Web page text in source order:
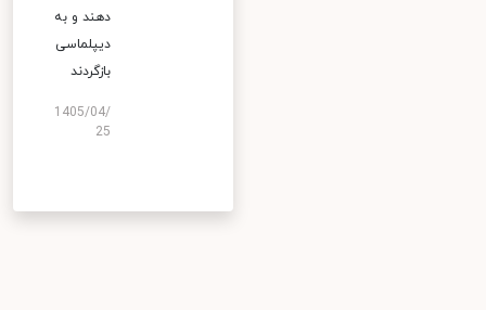
دهند و به
دیپلماسی
بازگردند
1405/04/
25